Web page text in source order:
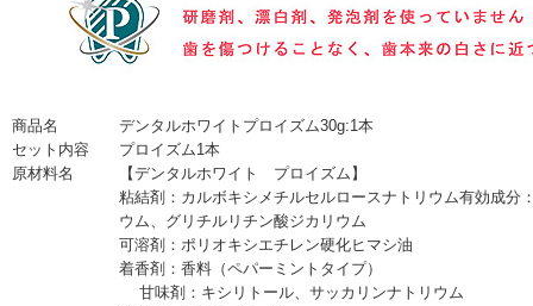
商品名
デンタルホワイトプロイズム30g:1本
セット内容
プロイズム1本
原材料名
【デンタルホワイト プロイズム】
粘結剤：カルボキシメチルセルロースナトリウム有効成分
ウム、グリチルリチン酸ジカリウム
可溶剤：ポリオキシエチレン硬化ヒマシ油
着香剤：香料（ペパーミントタイプ）
甘味剤：キシリトール、サッカリンナトリウム